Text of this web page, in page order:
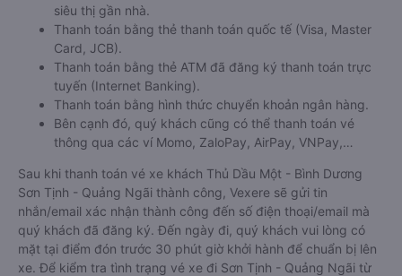
siêu thị gần nhà.
Thanh toán bằng thẻ thanh toán quốc tế (Visa, Master
Card, JCB).
Thanh toán bằng thẻ ATM đã đăng ký thanh toán trực
tuyến (Internet Banking).
Thanh toán bằng hình thức chuyển khoản ngân hàng.
Bên cạnh đó, quý khách cũng có thể thanh toán vé
thông qua các ví Momo, ZaloPay, AirPay, VNPay,…
Sau khi thanh toán vé xe khách Thủ Dầu Một - Bình Dương
Sơn Tịnh - Quảng Ngãi thành công, Vexere sẽ gửi tin
nhắn/email xác nhận thành công đến số điện thoại/email mà
quý khách đã đăng ký. Đến ngày đi, quý khách vui lòng có
mặt tại điểm đón trước 30 phút giờ khởi hành để chuẩn bị lên
xe. Để kiểm tra tình trạng vé xe đi Sơn Tịnh - Quảng Ngãi từ